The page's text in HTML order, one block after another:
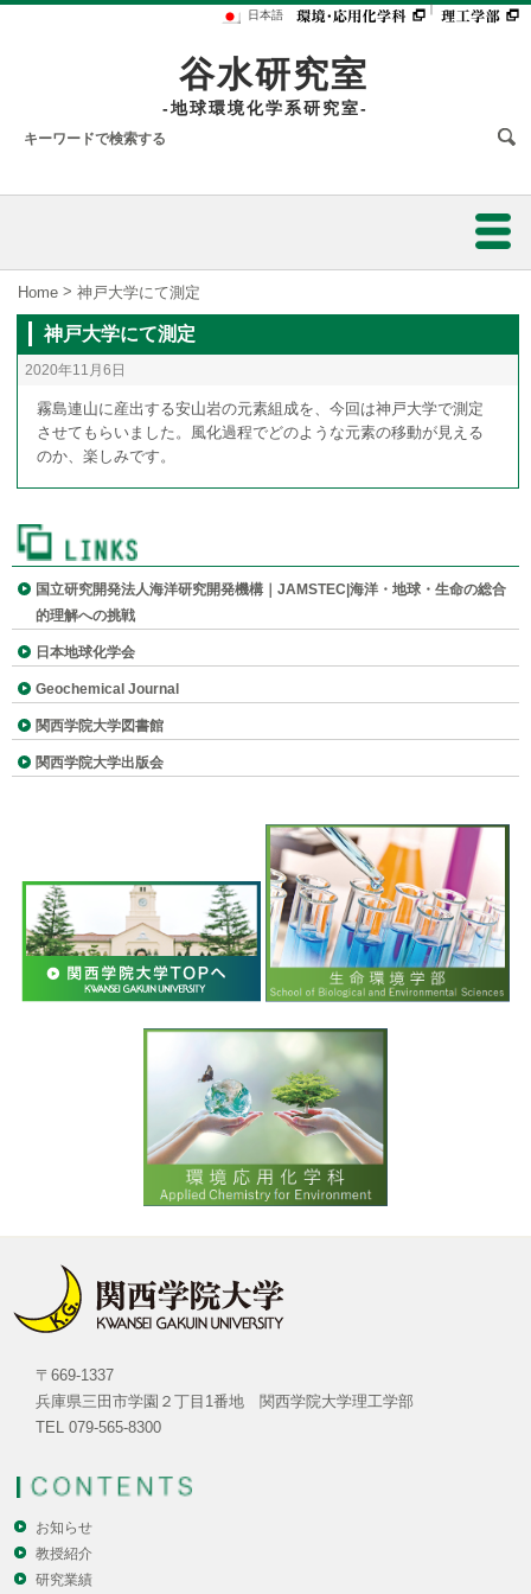
日本語
｜
谷水研究室
-地球環境化学系研究室-
研究内容
農産物や工業材料の原産地判別のための同位体指標の確立
無機元素同位体存在度の高精度・高確度測定
メンバー
研究室について
Home > 神戸大学にて測定
神戸大学にて測定
2020年11月6日
霧島連山に産出する安山岩の元素組成を、今回は神戸大学で測定
させてもらいました。風化過程でどのような元素の移動が見える
のか、楽しみです。
国立研究開発法人海洋研究開発機構｜JAMSTEC|海洋・地球・生命の総合
的理解への挑戦
日本地球化学会
Geochemical Journal
関西学院大学図書館
関西学院大学出版会
〒669-1337
兵庫県三田市学園２丁目1番地 関西学院大学理工学部
TEL 079-565-8300
お知らせ
教授紹介
研究業績